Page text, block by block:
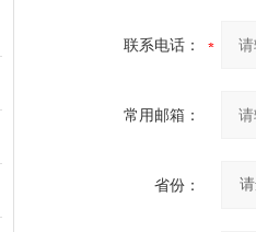
联系电话：
常用邮箱：
省份：